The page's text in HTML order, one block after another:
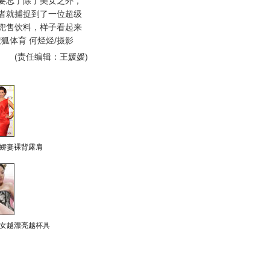
就捕捉到了一位超级
售饮料，样子看起来
体育 何烃烃/摄影
(责任编辑：王媛媛)
妻裸背露肩
越漂亮越杯具